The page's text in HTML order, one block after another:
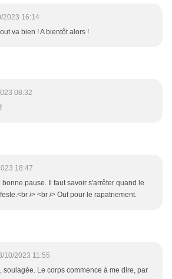
2023 16:14
va bien ! A bientôt alors !
08:32
18:47
bonne pause. Il faut savoir s'arrêter quand le
/> <br /> Ouf pour le rapatriement.
10/2023 11:55
soulagée. Le corps commence à me dire, par